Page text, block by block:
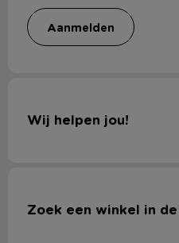
aanmelden
Wij helpen jou!
Zoek een winkel in